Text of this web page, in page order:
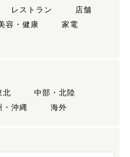
レストラン
店舗
容・健康
家電
北
中部・北陸
・沖縄 海外